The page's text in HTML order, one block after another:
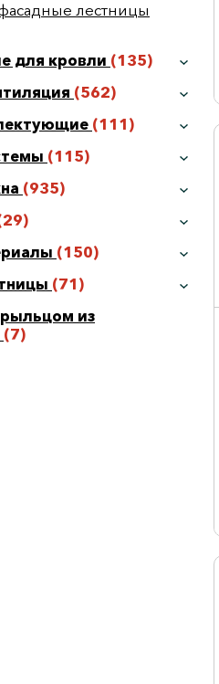
лестницы
для кровли (135)
(562)
(111)
(115)
(935)
(150)
(71)
из
(7)